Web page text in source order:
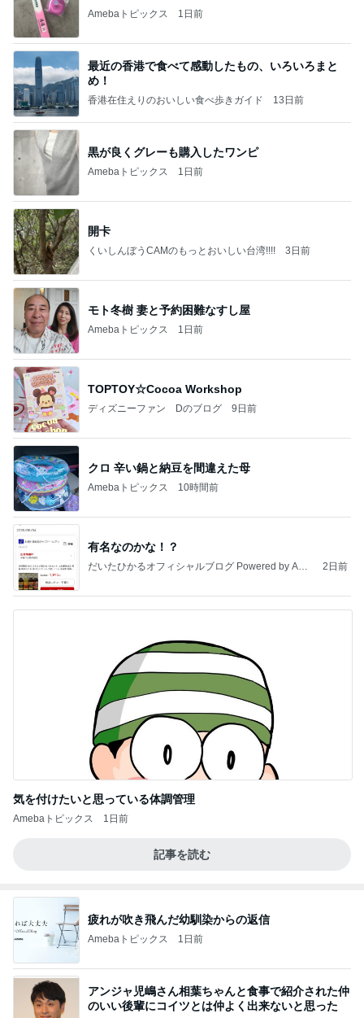
Amebaトピックス 1日前
最近の香港で食べて感動したもの、いろいろまと
め！
香港在住えりのおいしい食べ歩きガイド 13日前
黒が良くグレーも購入したワンピ
Amebaトピックス 1日前
開卡
くいしんぼうCAMのもっとおいしい台湾!!!! 3日前
モト冬樹 妻と予約困難なすし屋
Amebaトピックス 1日前
TOPTOY☆Cocoa Workshop
ディズニーファン Dのブログ 9日前
クロ 辛い鍋と納豆を間違えた母
Amebaトピックス 10時間前
有名なのかな！？
だいたひかるオフィシャルブログ Powered by Ame
2日前
気を付けたいと思っている体調管理
Amebaトピックス 1日前
記事を読む
疲れが吹き飛んだ幼馴染からの返信
Amebaトピックス 1日前
アンジャ児嶋さん相葉ちゃんと食事で紹介された仲
のいい後輩にコイツとは仲よく出来ないと思った